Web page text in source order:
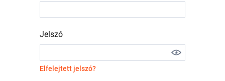
Jelszó
Elfelejtett jelszó?